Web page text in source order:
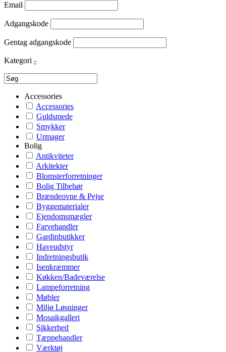
Email
Adgangskode
Gentag adgangskode
Kategori -
Accessories
Accessories
Guldsmede
Smykker
Urmager
Bolig
Antikviteter
Arkitekter
Blomsterforretninger
Bolig Tilbehør
Brændeovne & Pejse
Byggematerialer
Ejendomsmægler
Farvehandler
Gardinbutikker
Haveudstyr
Indretningsbutik
Isenkræmmer
Køkken/Badeværelse
Lampeforretning
Møbler
Miljø Løsninger
Mosaikgalleri
Sikkerhed
Tæppehandler
Værktøj